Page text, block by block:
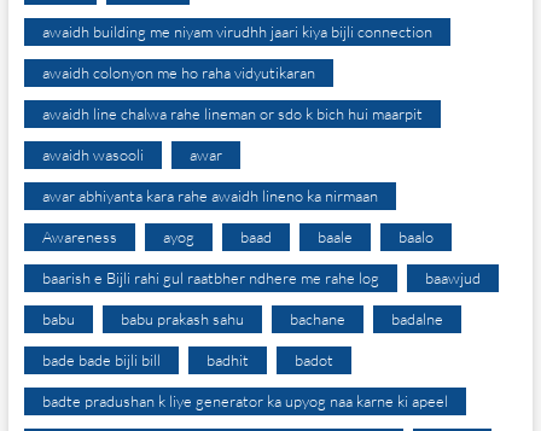
awaidh building me niyam virudhh jaari kiya bijli connection
awaidh colonyon me ho raha vidyutikaran
awaidh line chalwa rahe lineman or sdo k bich hui maarpit
awaidh wasooli awar
awar abhiyanta kara rahe awaidh lineno ka nirmaan
Awareness ayog baad baale baalo
baarish e Bijli rahi gul raatbher ndhere me rahe log baawjud
babu babu prakash sahu bachane badalne
bade bade bijli bill badhit badot
badte pradushan k liye generator ka upyog naa karne ki apeel